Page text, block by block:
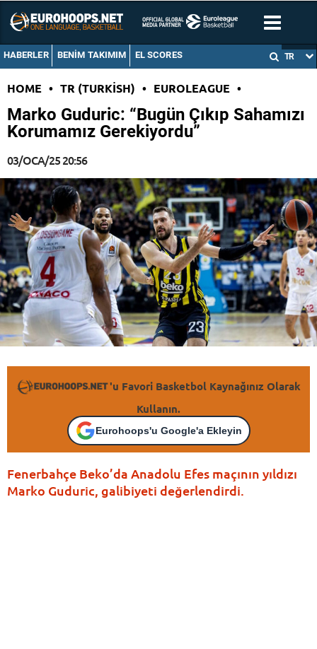
HABERLER BENIM TAKIMIM EL SCORES TR
HOME • TR (TURKISH) • EUROLEAGUE •
Marko Guduric: “Bugün Çıkıp Sahamızı
Korumamız Gerekiyordu”
03/OCA/25 20:56
'u Favori Basketbol Kaynağınız Olarak
Kullanın.
Eurohoops'u Google'a Ekleyin
Fenerbahçe Beko’da Anadolu Efes maçının yıldızı
Marko Guduric, galibiyeti değerlendirdi.